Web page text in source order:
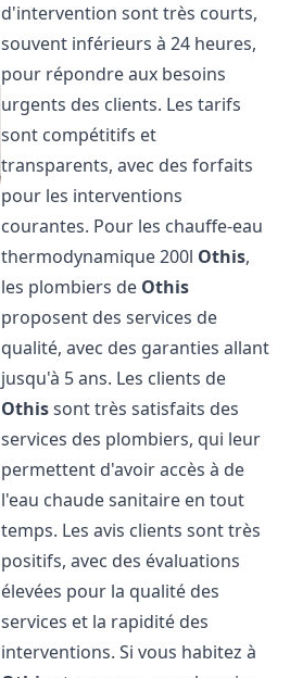
d'intervention sont très courts,
souvent inférieurs à 24 heures,
pour répondre aux besoins
urgents des clients. Les tarifs
sont compétitifs et
transparents, avec des forfaits
pour les interventions
courantes. Pour les chauffe-eau
thermodynamique 200l Othis,
les plombiers de Othis
proposent des services de
qualité, avec des garanties allant
jusqu'à 5 ans. Les clients de
Othissont très satisfaits des
services des plombiers, qui leur
permettent d'avoir accès à de
l'eau chaude sanitaire en tout
temps. Les avis clients sont très
positifs, avec des évaluations
élevées pour la qualité des
services et la rapidité des
interventions. Si vous habitez à